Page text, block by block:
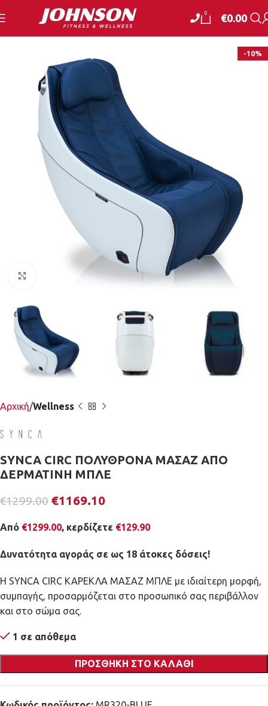
0 €0.00
-10%
Κλικ για μεγέθυνση
Αρχική Wellness
SYNCA CIRC ΠΟΛΥΘΡΟΝΑ ΜΑΣΑΖ ΑΠΟ
ΔΕΡΜΑΤΙΝΗ ΜΠΛΕ
€1299.00 €1169.10
Από €1299.00, κερδίζετε €129.90
Δυνατότητα αγοράς σε ως 18 άτοκες δόσεις!
Η SYNCA CIRC ΚΑΡΕΚΛΑ ΜΑΣΑΖ ΜΠΛΕ με ιδιαίτερη μορφή,
συμπαγής, προσαρμόζεται στο προσωπικό σας περιβάλλον
και στο σώμα σας.
1 σε απόθεμα
ΠΡΟΣΘΉΚΗ ΣΤΟ ΚΑΛΆΘΙ